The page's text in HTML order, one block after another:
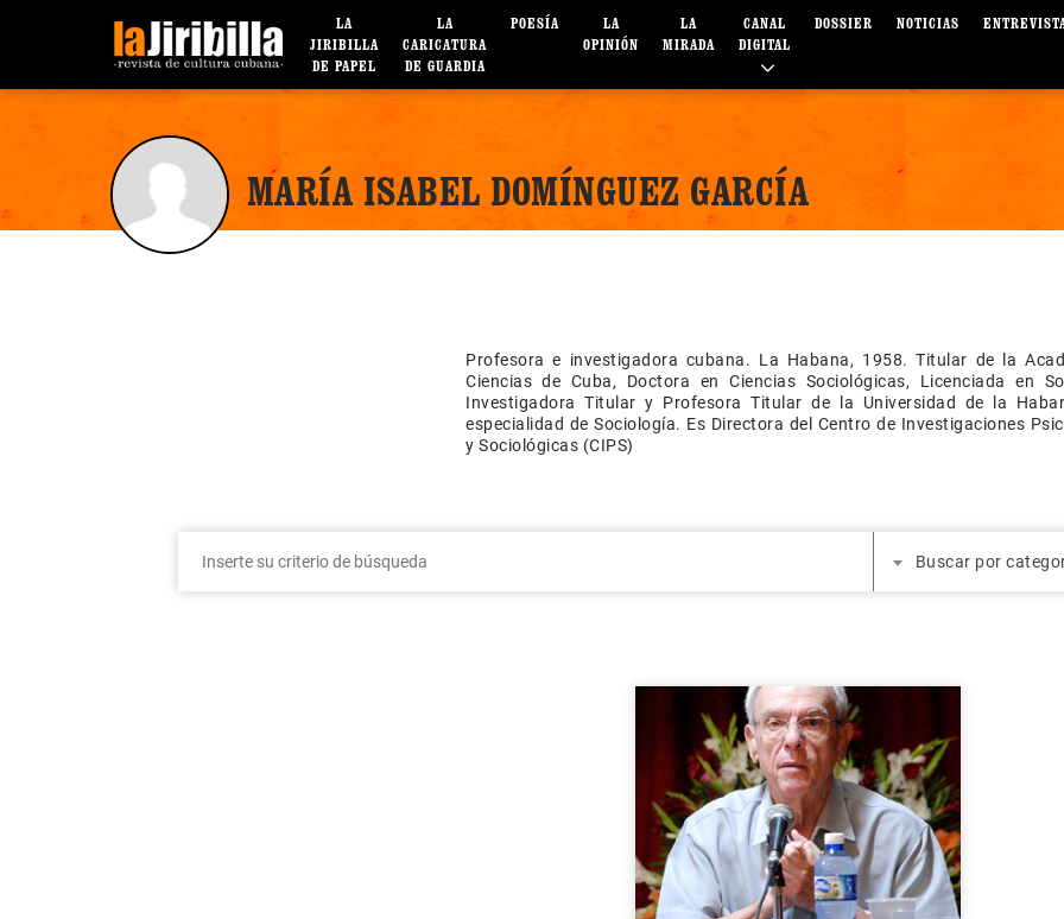
LA
JIRIBILLA
DE PAPEL
LA
CARICATURA
DE GUARDIA
POESÍA
LA
OPINIÓN
LA
MIRADA
CANAL
DIGITAL
DOSSIER NOTICIAS
MARÍA ISABEL DOMÍNGUEZ GARCÍA
Profesora e investigadora cubana. La Habana, 1958. Titular de la
Ciencias de Cuba, Doctora en Ciencias Sociológicas, Licenciada en
Investigadora Titular y Profesora Titular de la Universidad de la
especialidad de Sociología. Es Directora del Centro de Investigaciones
y Sociológicas (CIPS)
Buscar por